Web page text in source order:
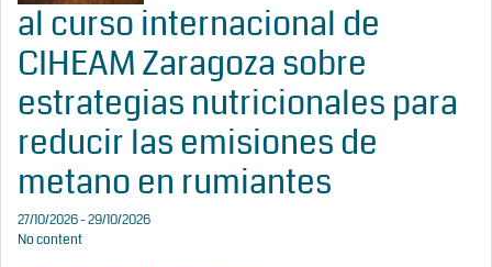
al curso internacional de
CIHEAM Zaragoza sobre
estrategias nutricionales para
reducir las emisiones de
metano en rumiantes
27/10/2026 - 29/10/2026
No content